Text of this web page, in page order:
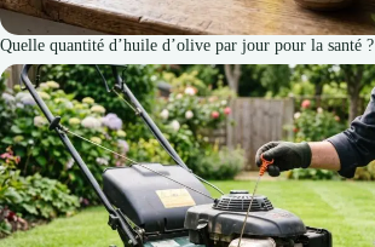
Quelle quantité d’huile d’olive par jour pour la santé ?